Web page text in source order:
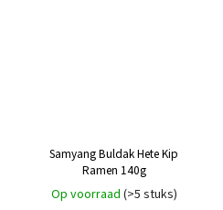
Samyang Buldak Hete Kip
Ramen 140g
Op voorraad (>5 stuks)